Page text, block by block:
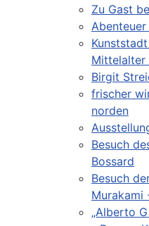
Zu Gast
Mittelalter
Birgit
frischer
norden
Besuch
Bossard
Besuch
Murakami
„Alberto